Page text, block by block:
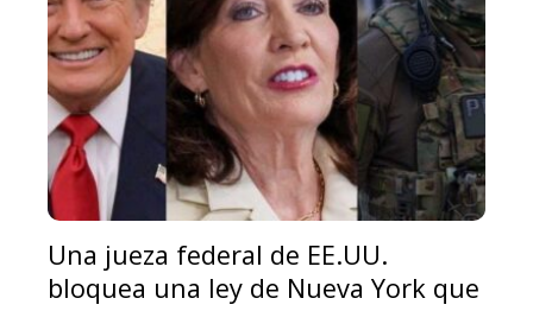
Una jueza federal de EE.UU.
bloquea una ley de Nueva York que